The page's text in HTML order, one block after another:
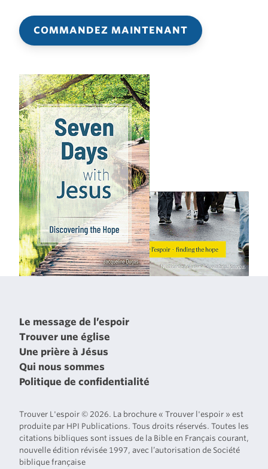
COMMANDEZ MAINTENANT
Le message de l’espoir
Trouver une église
Une prière à Jésus
Qui nous sommes
Politique de confidentialité
Trouver L'espoir © 2026. La brochure « Trouver l'espoir » est
produite par HPI Publications. Tous droits réservés. Toutes les
citations bibliques sont issues de la Bible en Français courant,
nouvelle édition révisée 1997, avec l’autorisation de Société
biblique française